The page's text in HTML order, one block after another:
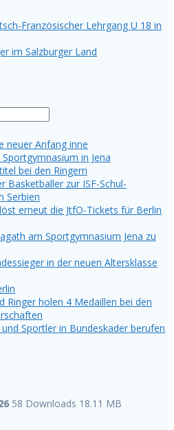
Französischer Lehrgang U 18 in
im Salzburger Land
neuer Anfang inne
in Jena
bei den Ringern
Basketballer zur ISF-Schul-
Serbien
erneut die JtfO-Tickets für Berlin
am Sportgymnasium Jena zu
in der neuen Altersklasse
Ringer holen 4 Medaillen bei den
Sportler in Bundeskader berufen
58 Downloads 18.11 MB